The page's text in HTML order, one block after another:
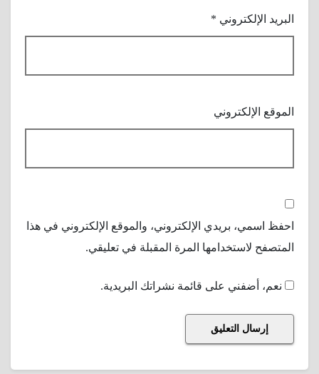
البريد الإلكتروني *
الموقع الإلكتروني
احفظ اسمي، بريدي الإلكتروني، والموقع الإلكتروني في هذا
المتصفح لاستخدامها المرة المقبلة في تعليقي.
نعم، أضفني على قائمة نشراتك البريدية.